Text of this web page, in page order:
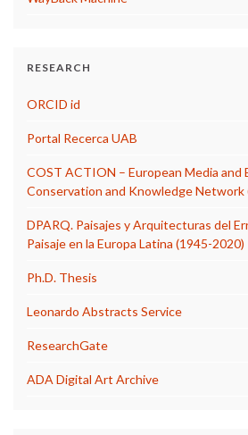
RESEARCH
ORCID id
Portal Recerca UAB
COST ACTION – European Media and
Conservation and Knowledge Network
DPARQ. Paisajes y Arquitecturas del
Paisaje en la Europa Latina (1945-2020)
Ph.D. Thesis
Leonardo Abstracts Service
ResearchGate
ADA Digital Art Archive